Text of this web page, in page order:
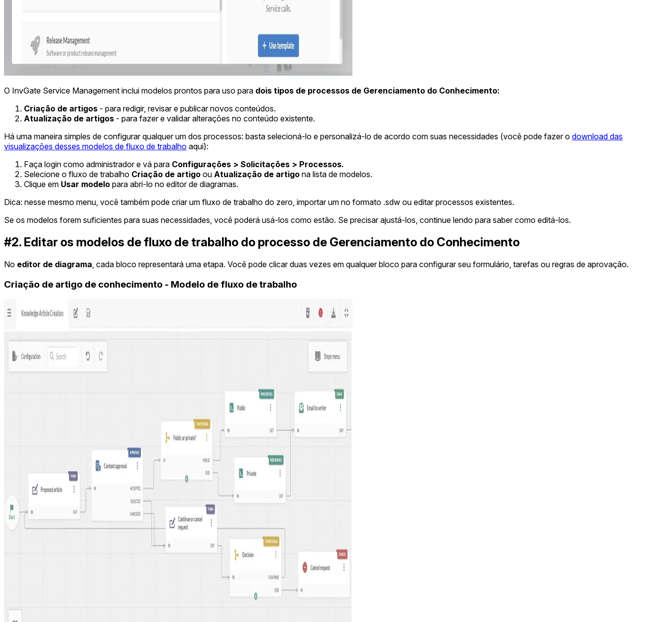
O InvGate Service Management inclui modelos prontos para uso para dois tipos de processos de Gerenciamento do Conhecimento:
Criação de artigos - para redigir, revisar e publicar novos conteúdos.
Atualização de artigos - para fazer e validar alterações no conteúdo existente.
Há uma maneira simples de configurar qualquer um dos processos: basta selecioná-lo e personalizá-lo de acordo com suas necessidades (você pode fazer o download das
visualizações desses modelos de fluxo de trabalho aqui):
Faça login como administrador e vá para Configurações > Solicitações > Processos.
Selecione o fluxo de trabalho Criação de artigo ou Atualização de artigo na lista de modelos.
Clique em Usar modelo para abri-lo no editor de diagramas.
Dica: nesse mesmo menu, você também pode criar um fluxo de trabalho do zero, importar um no formato .sdw ou editar processos existentes.
Se os modelos forem suficientes para suas necessidades, você poderá usá-los como estão. Se precisar ajustá-los, continue lendo para saber como editá-los.
#2. Editar os modelos de fluxo de trabalho do processo de Gerenciamento do Conhecimento
No editor de diagrama , cada bloco representará uma etapa. Você pode clicar duas vezes em qualquer bloco para configurar seu formulário, tarefas ou regras de aprovação.
Criação de artigo de conhecimento - Modelo de fluxo de trabalho